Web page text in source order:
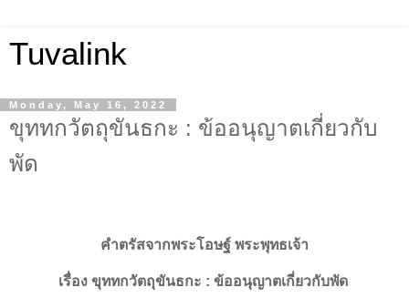
Tuvalink
Monday, May 16, 2022
ขุททกวัตถุขันธกะ : ข้ออนุญาตเกี่ยวกับ
พัด
คำตรัสจากพระโอษฐ์ พระพุทธเจ้า
เรื่อง ขุททกวัตถุขันธกะ : ข้ออนุญาตเกี่ยวกับพัด